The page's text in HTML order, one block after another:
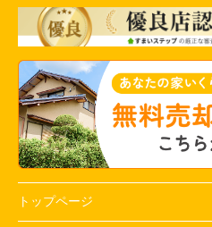
トップページ